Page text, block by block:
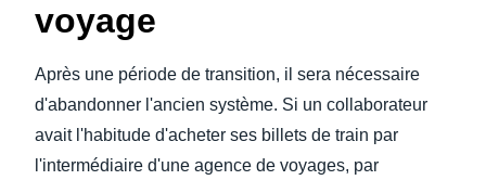
voyage
Après une période de transition, il sera nécessaire
d'abandonner l'ancien système. Si un collaborateur
avait l'habitude d'acheter ses billets de train par
l'intermédiaire d'une agence de voyages, par